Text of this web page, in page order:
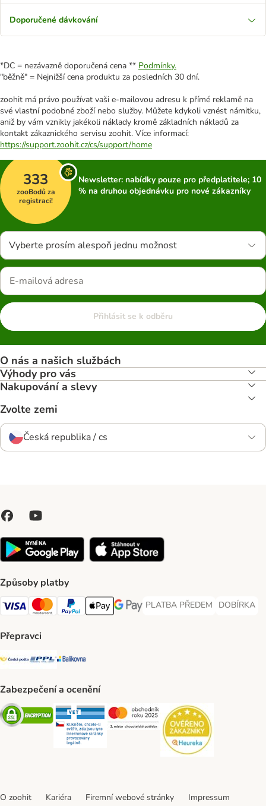
Doporučené dávkování
*DC = nezávazně doporučená cena ** Podmínky.
"běžně" = Nejnižší cena produktu za posledních 30 dní.
zoohit má právo používat vaši e-mailovou adresu k přímé reklamě na
své vlastní podobné zboží nebo služby. Můžete kdykoli vznést námitku,
aniž by vám vznikly jakékoli náklady kromě základních nákladů za
kontakt zákaznického servisu zoohit. Více informací:
https://support.zoohit.cz/cs/support/home
333
zooBodů za
registraci!
Newsletter: nabídky pouze pro předplatitele; 10
% na druhou objednávku pro nové zákazníky
Vyberte prosím alespoň jednu možnost
Přihlásit se k odběru
O nás a našich službách
Výhody pro vás
Nakupování a slevy
Zvolte zemi
Česká republika / cs
Způsoby platby
Visa Payment Method
Mastercard Payment Method
PayPal Payment Method
Apple pay Payment Method
GooglePay Payment Method
PLATBA PŘEDEM
PLATBA PŘEDEM Payment
DOBÍRKA
DOBÍRKA
Přepravci
Česká pošta Shipping Method
PPL Shipping Method
Balíkovna Shipping Method
Zabezpečení a ocenění
Security Security Security
O zoohit Kariéra Firemní webové stránky Impressum